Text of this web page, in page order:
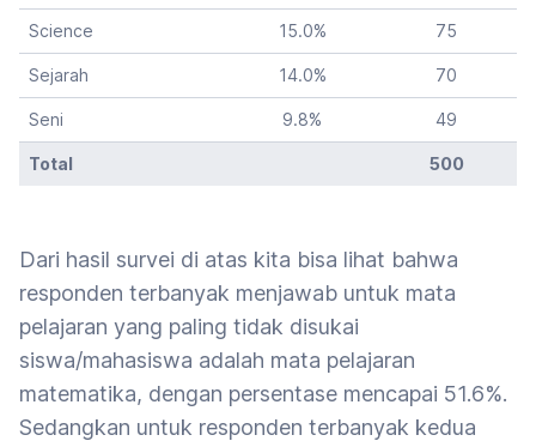
Science 15.0% 75
Sejarah 14.0% 70
Seni 9.8% 49
Total 500
Dari hasil survei di atas kita bisa lihat bahwa
responden terbanyak menjawab untuk mata
pelajaran yang paling tidak disukai
siswa/mahasiswa adalah mata pelajaran
matematika, dengan persentase mencapai 51.6%.
Sedangkan untuk responden terbanyak kedua